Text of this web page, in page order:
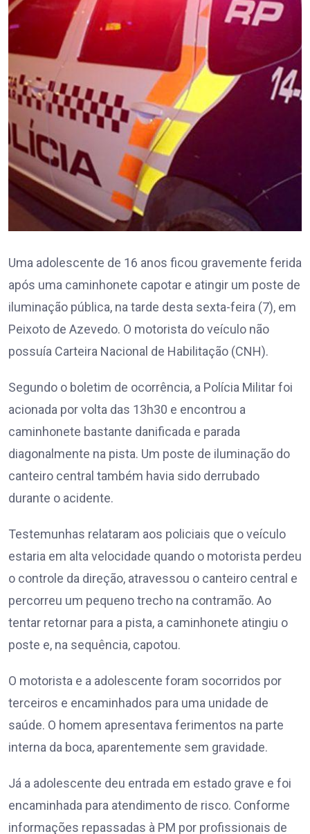
Uma adolescente de 16 anos ficou gravemente ferida
após uma caminhonete capotar e atingir um poste de
iluminação pública, na tarde desta sexta-feira (7), em
Peixoto de Azevedo. O motorista do veículo não
possuía Carteira Nacional de Habilitação (CNH).
Segundo o boletim de ocorrência, a Polícia Militar foi
acionada por volta das 13h30 e encontrou a
caminhonete bastante danificada e parada
diagonalmente na pista. Um poste de iluminação do
canteiro central também havia sido derrubado
durante o acidente.
Testemunhas relataram aos policiais que o veículo
estaria em alta velocidade quando o motorista perdeu
o controle da direção, atravessou o canteiro central e
percorreu um pequeno trecho na contramão. Ao
tentar retornar para a pista, a caminhonete atingiu o
poste e, na sequência, capotou.
O motorista e a adolescente foram socorridos por
terceiros e encaminhados para uma unidade de
saúde. O homem apresentava ferimentos na parte
interna da boca, aparentemente sem gravidade.
Já a adolescente deu entrada em estado grave e foi
encaminhada para atendimento de risco. Conforme
informações repassadas à PM por profissionais de